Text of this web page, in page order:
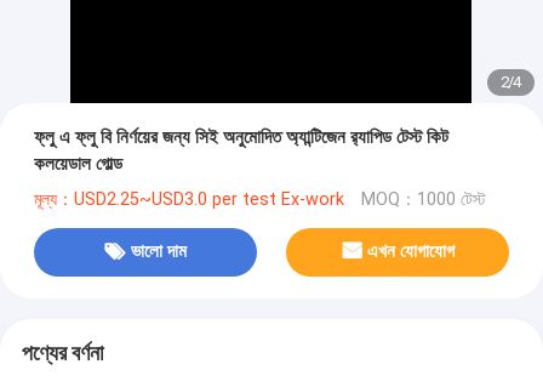
2/4
ফ্লু এ ফ্লু বি নির্ণয়ের জন্য সিই অনুমোদিত অ্যান্টিজেন র‌্যাপিড টেস্ট কিট
কলয়েডাল গোল্ড
মূল্য：USD2.25~USD3.0 per test Ex-work MOQ：1000 টেস্ট
ভালো দাম এখন যোগাযোগ
পণ্যের বর্ণনা